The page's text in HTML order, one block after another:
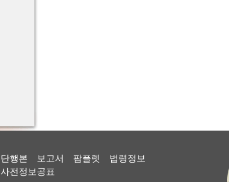
단행본 보고서 팜플렛
법령정보
사전정보공표